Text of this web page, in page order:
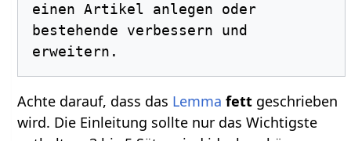
einen Artikel anlegen oder
bestehende verbessern und
Achte darauf, dass das Lemma fett geschrieben
wird. Die Einleitung sollte nur das Wichtigste